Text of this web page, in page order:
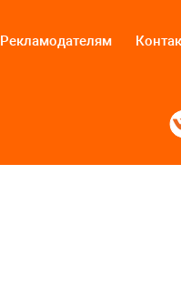
Рекламодателям